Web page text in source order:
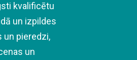
kvalificētu
un izpildes
un pieredzi,
un